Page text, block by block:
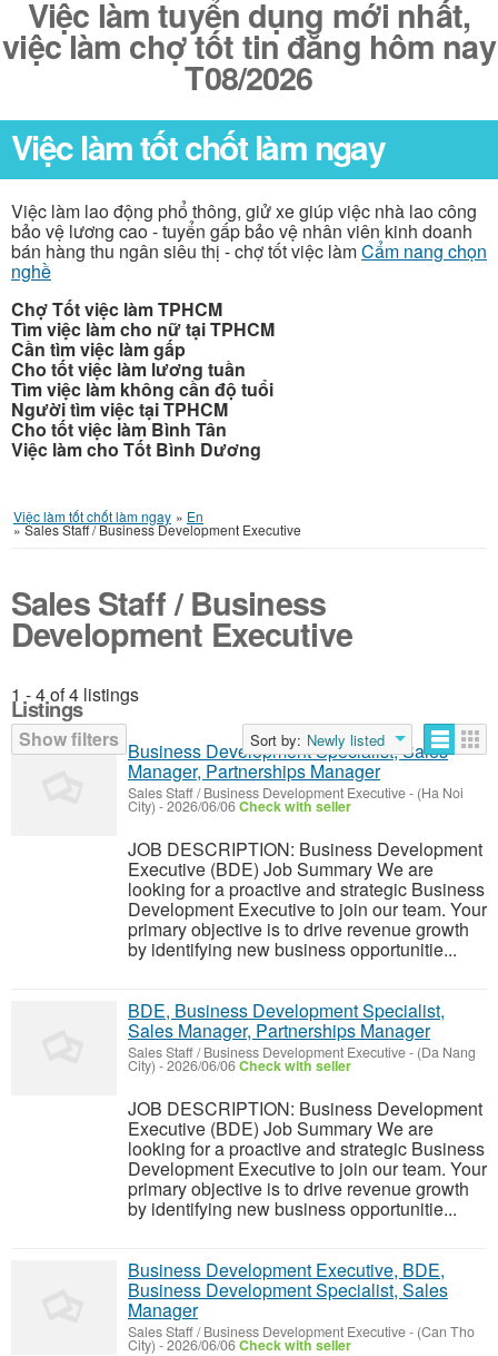
Việc làm tuyển dụng mới nhất,
việc làm chợ tốt tin đăng hôm nay
T08/2026
Việc làm tốt chốt làm ngay
Việc làm lao động phổ thông, giử xe giúp việc nhà lao công
bảo vệ lương cao - tuyển gấp bảo vệ nhân viên kinh doanh
bán hàng thu ngân siêu thị - chợ tốt việc làmCẩm nang chọn
nghề
Chợ Tốt việc làm TPHCM
Tìm việc làm cho nữ tại TPHCM
Cần tìm việc làm gấp
Cho tốt việc làm lương tuần
Tìm việc làm không cần độ tuổi
Người tìm việc tại TPHCM
Cho tốt việc làm Bình Tân
Việc làm cho Tốt Bình Dương
Việc làm tốt chốt làm ngay » En
»Sales Staff / Business Development Executive
Sales Staff / Business
Development Executive
1 - 4 of 4 listings
Show filters
Sort by: Newly listed
Listings
Business Development Specialist, Sales
Manager, Partnerships Manager
Sales Staff / Business Development Executive- (Ha Noi
City) -2026/06/06Check with seller
JOB DESCRIPTION: Business Development
Executive (BDE) Job Summary We are
looking for a proactive and strategic Business
Development Executive to join our team. Your
primary objective is to drive revenue growth
by identifying new business opportunitie...
BDE, Business Development Specialist,
Sales Manager, Partnerships Manager
Sales Staff / Business Development Executive- (Da Nang
City) -2026/06/06Check with seller
JOB DESCRIPTION: Business Development
Executive (BDE) Job Summary We are
looking for a proactive and strategic Business
Development Executive to join our team. Your
primary objective is to drive revenue growth
by identifying new business opportunitie...
Business Development Executive, BDE,
Business Development Specialist, Sales
Manager
Sales Staff / Business Development Executive- (Can Tho
City) -2026/06/06Check with seller